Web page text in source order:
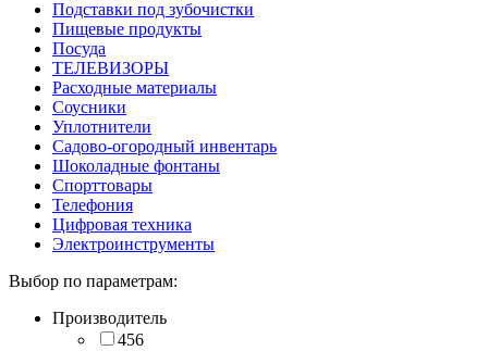
Подставки под зубочистки
Пищевые продукты
Посуда
ТЕЛЕВИЗОРЫ
Расходные материалы
Соусники
Уплотнители
Садово-огородный инвентарь
Шоколадные фонтаны
Спорттовары
Телефония
Цифровая техника
Электроинструменты
Выбор по параметрам:
Производитель
456